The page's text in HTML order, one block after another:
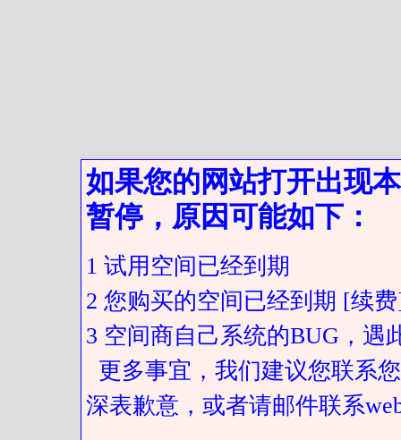
如果您的网站打开出现
暂停，原因可能如下：
1 试用空间已经到期
2 您购买的空间已经到期 [续
3 空间商自己系统的BUG，遇
更多事宜，我们建议您联系
深表歉意，或者请邮件联系